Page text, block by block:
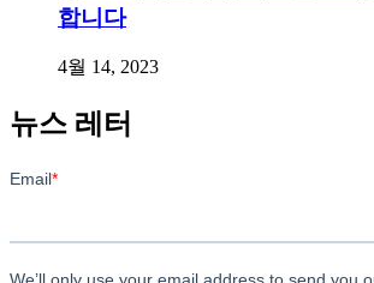
합니다
4월 14, 2023
뉴스 레터